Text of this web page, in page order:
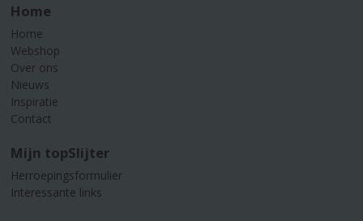
Home
Home
Webshop
Over ons
Nieuws
Inspiratie
Contact
Mijn topSlijter
Herroepingsformulier
Interessante links